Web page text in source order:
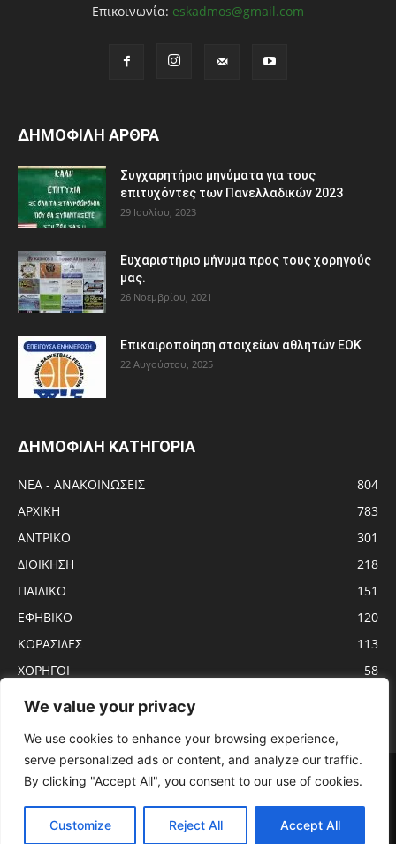
We value your privacy
We use cookies to enhance your browsing experience,
serve personalized ads or content, and analyze our traffic.
By clicking "Accept All", you consent to our use of cookies.
Customize Reject All Accept All
Επικοινωνία: eskadmos@gmail.com
ΔΗΜΟΦΙΛΗ ΑΡΘΡΑ
Συγχαρητήριο μηνύματα για τους
επιτυχόντες των Πανελλαδικών 2023
29 Ιουλίου, 2023
Ευχαριστήριο μήνυμα προς τους χορηγούς
μας.
26 Νοεμβρίου, 2021
Eπικαιροποίηση στοιχείων αθλητών ΕΟΚ
22 Αυγούστου, 2025
ΔΗΜΟΦΙΛΗ ΚΑΤΗΓΟΡΙΑ
ΝΕΑ - ΑΝΑΚΟΙΝΩΣΕΙΣ
804
ΑΡΧΙΚΗ
783
ΑΝTΡΙΚΟ
301
ΔΙΟΙΚΗΣΗ
218
ΠΑΙΔΙΚΟ
151
ΕΦΗΒΙΚΟ
120
ΚΟΡΑΣΙΔΕΣ
113
ΧΟΡΗΓΟΙ
58
ΝΕΑΝΙΔΕΣ
Αρχική ΑΝTΡΙΚΟ ΝΕΑ – ΑΝΑΚΟΙΝΩΣΕΙΣ
ΓΥΝΑΙΚΩΝ
ΕΦΗΒΙΚΟ
ΠΑΙΔΙΚΟ ΚΟΡΑΣΙΔΕΣ
ΠΡΟΓΡΑΜΜΑ ΑΓΩΝΩΝ
ΕΡΓΑΣΙΑΚΟ